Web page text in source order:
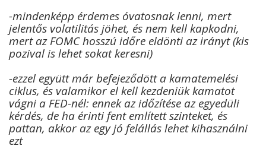
-mindenképp érdemes óvatosnak lenni, mert
jelentős volatilitás jöhet, és nem kell kapkodni,
mert az FOMC hosszú időre eldönti az irányt (kis
pozival is lehet sokat keresni)
-ezzel együtt már befejeződött a kamatemelési
ciklus, és valamikor el kell kezdeniük kamatot
vágni a FED-nél: ennek az időzítése az egyedüli
kérdés, de ha érinti fent említett szinteket, és
pattan, akkor az egy jó felállás lehet kihasználni
ezt